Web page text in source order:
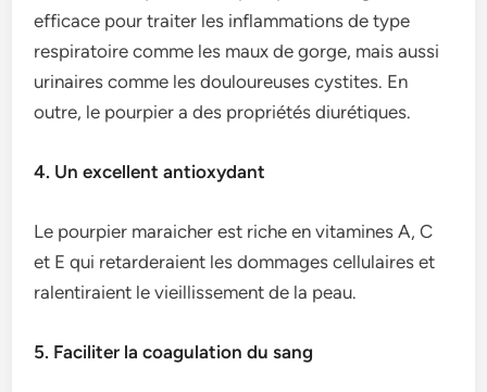
efficace pour traiter les inflammations de type
respiratoire comme les maux de gorge, mais aussi
urinaires comme les douloureuses cystites. En
outre, le pourpier a des propriétés diurétiques.
4. Un excellent antioxydant
Le pourpier maraicher est riche en vitamines A, C
et E qui retarderaient les dommages cellulaires et
ralentiraient le vieillissement de la peau.
5. Faciliter la coagulation du sang